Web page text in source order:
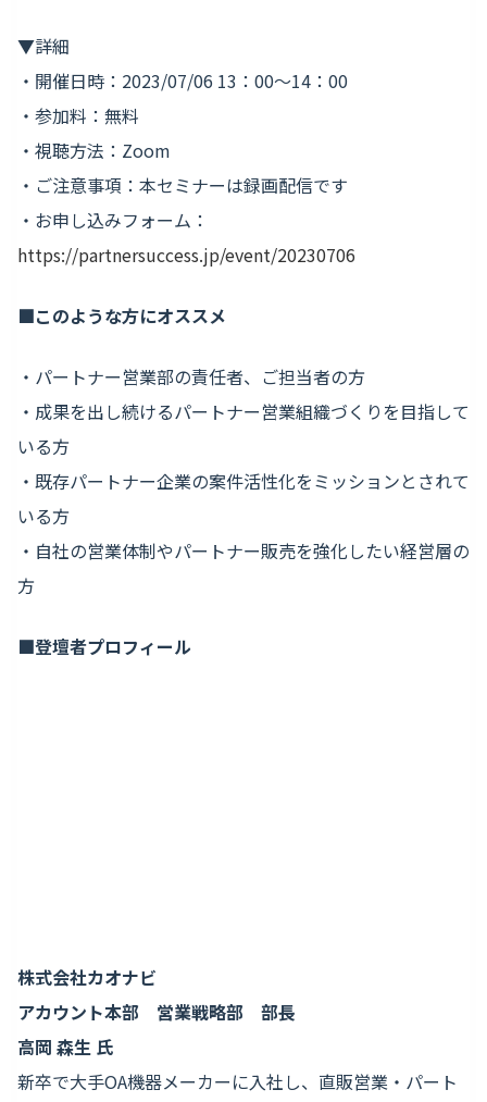
▼詳細
・開催日時：2023/07/06 13：00〜14：00
・参加料：無料
・視聴方法：Zoom
・ご注意事項：本セミナーは録画配信です
・お申し込みフォーム：
https://partnersuccess.jp/event/20230706
■このような方にオススメ
・パートナー営業部の責任者、ご担当者の方
・成果を出し続けるパートナー営業組織づくりを目指して
いる方
・既存パートナー企業の案件活性化をミッションとされて
いる方
・自社の営業体制やパートナー販売を強化したい経営層の
方
■登壇者プロフィール
株式会社カオナビ
アカウント本部 営業戦略部 部長
高岡 森生 氏
新卒で大手OA機器メーカーに入社し、直販営業・パート